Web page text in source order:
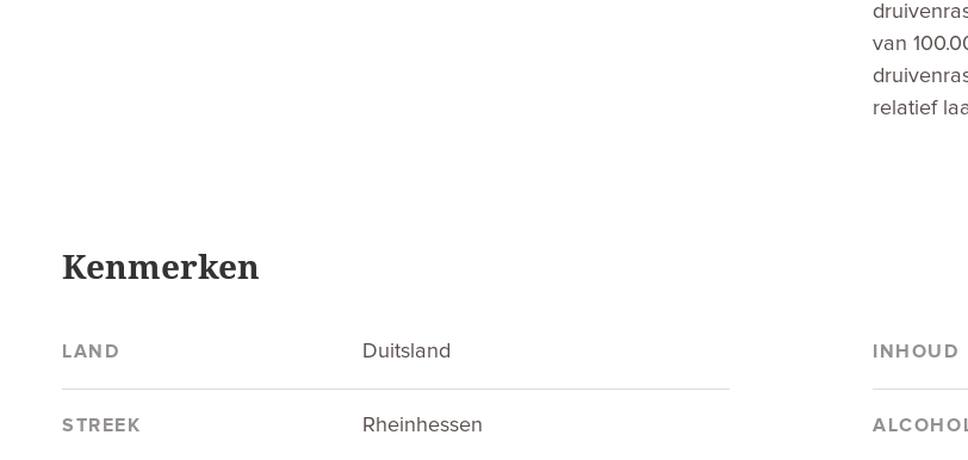
van
relatief
Kenmerken
LAND Duitsland
STREEK Rheinhessen
INHOUD